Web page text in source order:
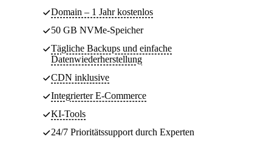
Domain – 1 Jahr kostenlos
50 GB NVMe-Speicher
Tägliche Backups und einfache
Datenwiederherstellung
CDN inklusive
Integrierter E-Commerce
KI-Tools
24/7 Prioritätssupport durch Experten